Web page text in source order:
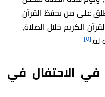
على من يحفظ القرآن
الكريم خلال الصلاة،
له.[٥]
في الاحتفال في